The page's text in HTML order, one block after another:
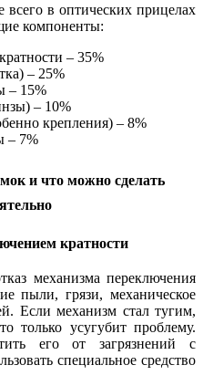
в оптических прицелах
компоненты:
– 35%
– 25%
– 15%
– 10%
крепления) – 8%
– 7%
и что можно сделать
кратности
механизма переключения
пыли, грязи, механическое
Если механизм стал тугим,
только усугубит проблему.
его от загрязнений с
специальное средство